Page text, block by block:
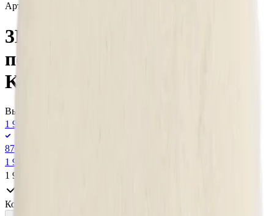
Артикул:
3D Car Care Шерстяной
полировальный круг Pad
Knitted Wool White, 178 мм
Выберите вариант:
1 910 ₽
870 ₽
1 999 ₽
1 910 ₽
Количество: